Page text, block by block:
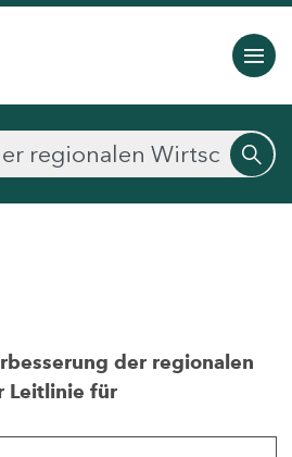
der regionalen
Leitlinie für